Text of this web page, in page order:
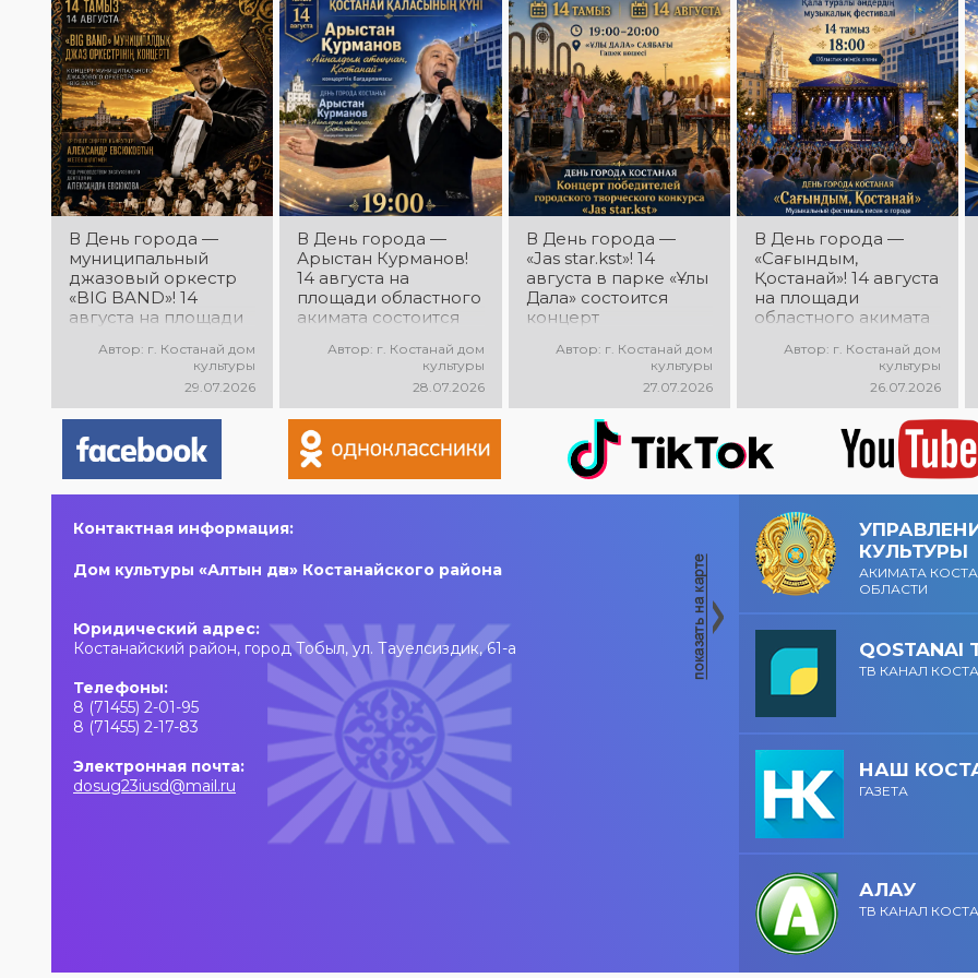
самодеятельного
народного
творчества
яркое выступление,
мощная энергия и
праздничное
настроение!
В День города —
муниципальный
джазовый оркестр
«BIG BAND»! 14
августа на площади
состоится концерт
муниципального
джазового оркестра
«BIG BAND»!
Руководитель
оркестра —
заслуженный
деятель РК
Музыкальный
аранжировщик —
музыка, яркие
джазовые
особая праздничная
атмосфера!
Автор: г. Костанай дом
культуры
29.07.2026
В День города —
Арыстан Курманов!
14 августа на
площади областного
акимата состоится
программа
«Айналдым атыңнан,
Қостанай»! Вас ждут
любимые песни,
яркое выступление
и праздничное
Автор: г. Костанай дом
культуры
28.07.2026
В День города —
«Jas star.kst»! 14
августа в парке «Ұлы
Дала» состоится
концерт
городского
конкурса «Jas
star.kst»! Вас ждут
яркие выступления
молодых талантов,
современные песни,
мощная энергия и
Автор: г. Костанай дом
культуры
27.07.2026
В День города —
«Сағындым,
Қостанай»! 14 августа
на площади
областного акимата
музыкальный
фестиваль песен о
городе «Сағындым,
Қостанай»! Вас ждут
прекрасные песни о
родном городе,
яркие выступления и
праздничная
атмосфера!
Автор: г. Костанай дом
культуры
26.07.2026
Контактная информация:
Дом культуры «Алтын дән» Костанайского района
Юридический адрес:
Костанайский район, город Тобыл, ул. Тауелсиздик, 61-а
Телефоны:
8 (71455) 2-01-95
8 (71455) 2-17-83
Электронная почта:
dosug23iusd@mail.ru
КУЛЬТУРЫ
АКИМАТА
ОБЛАСТИ
QOSTANAI
ТВ КАНАЛ
НАШ
ГАЗЕТА
АЛАУ
ТВ КАНАЛ